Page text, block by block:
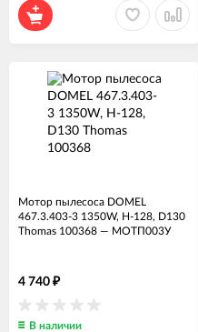
Мотор пылесоса DOMEL
467.3.403-3 1350W, H-128, D130
Thomas 100368 — МОТП003У
4 740 ₽
В наличии